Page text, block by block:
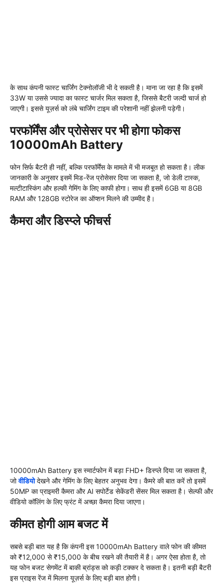
के साथ कंपनी फास्ट चार्जिंग टेक्नोलॉजी भी दे सकती है। माना जा रहा है कि इसमें
33W या उससे ज्यादा का फास्ट चार्जर मिल सकता है, जिससे बैटरी जल्दी चार्ज हो
जाएगी। इससे यूज़र्स को लंबे चार्जिंग टाइम की परेशानी नहीं झेलनी पड़ेगी।
परफॉर्मेंस और प्रोसेसर पर भी होगा फोकस
10000mAh Battery
फोन सिर्फ बैटरी ही नहीं, बल्कि परफॉर्मेंस के मामले में भी मजबूत हो सकता है। लीक
जानकारी के अनुसार इसमें मिड-रेंज प्रोसेसर दिया जा सकता है, जो डेली टास्क,
मल्टीटास्किंग और हल्की गेमिंग के लिए काफी होगा। साथ ही इसमें 6GB या 8GB
RAM और 128GB स्टोरेज का ऑप्शन मिलने की उम्मीद है।
कैमरा और डिस्प्ले फीचर्स
10000mAh Battery इस स्मार्टफोन में बड़ा FHD+ डिस्प्ले दिया जा सकता है,
जोवीडियोदेखने और गेमिंग के लिए बेहतर अनुभव देगा। कैमरे की बात करें तो इसमें
50MP का प्राइमरी कैमरा और AI सपोर्टेड सेकेंडरी सेंसर मिल सकता है। सेल्फी और
वीडियो कॉलिंग के लिए फ्रंट में अच्छा कैमरा दिया जाएगा।
कीमत होगी आम बजट में
सबसे बड़ी बात यह है कि कंपनी इस 10000mAh Battery वाले फोन की कीमत
को ₹12,000 से ₹15,000 के बीच रखने की तैयारी में है। अगर ऐसा होता है, तो
यह फोन बजट सेगमेंट में बाकी ब्रांड्स को कड़ी टक्कर दे सकता है। इतनी बड़ी बैटरी
इस प्राइस रेंज में मिलना यूज़र्स के लिए बड़ी बात होगी।